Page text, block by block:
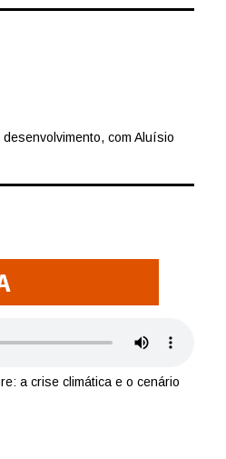
desenvolvimento, com Aluísio
a crise climática e o cenário